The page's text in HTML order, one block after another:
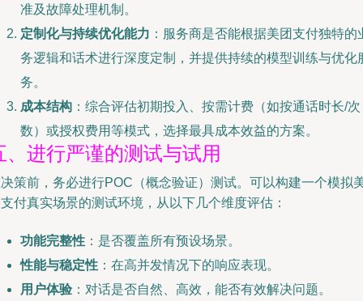
准及故障处理机制。
定制化与持续优化能力 ：服务商是否能根据美团支付独特的
务逻辑和话术进行深度定制，并提供持续的模型训练与优化
务。
成本结构 ：综合评估初期投入、按需计费（如按通话时长/次
数）或授权费用等模式，选择最具成本效益的方案。
、进行严谨的测试与试用
策前，务必进行POC（概念验证）测试。可以构建一个模拟
付真实场景的测试环境，从以下几个维度评估：
功能完整性 ：是否覆盖所有预设场景。
性能与稳定性 ：在高并发情况下的响应表现。
用户体验 ：对话是否自然、高效，能否有效解决问题。